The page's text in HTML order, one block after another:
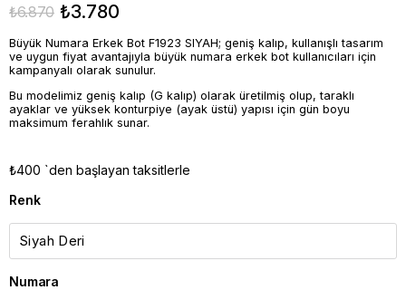
₺6.870 ₺3.780
Büyük Numara Erkek Bot F1923 SIYAH; geniş kalıp, kullanışlı tasarım
ve uygun fiyat avantajıyla büyük numara erkek bot kullanıcıları için
kampanyalı olarak sunulur.
Bu modelimiz geniş kalıp (G kalıp) olarak üretilmiş olup, taraklı
ayaklar ve yüksek konturpiye (ayak üstü) yapısı için gün boyu
maksimum ferahlık sunar.
₺400 `den başlayan taksitlerle
Renk
Numara